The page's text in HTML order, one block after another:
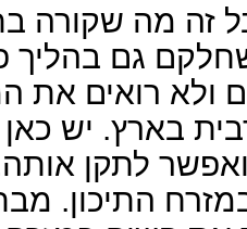
זה מה שקורה
גם בהליך
ולא רואים את
בארץ. יש
לתקן
התיכון.